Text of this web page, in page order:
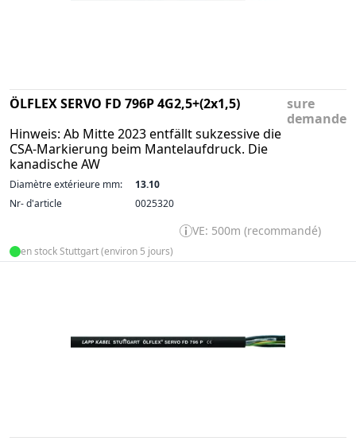
ÖLFLEX SERVO FD 796P 4G2,5+(2x1,5)
Hinweis: Ab Mitte 2023 entfällt sukzessive die
CSA-Markierung beim Mantelaufdruck. Die
kanadische AW
sure
demande
Diamètre extérieure mm:
13.10
Nr- d'article
0025320
VE: 500m (recommandé)
en stock Stuttgart (environ 5 jours)